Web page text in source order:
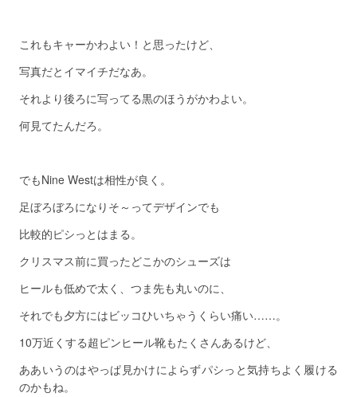
これもキャーかわよい！と思ったけど、
写真だとイマイチだなあ。
それより後ろに写ってる黒のほうがかわよい。
何見てたんだろ。
でもNine Westは相性が良く。
足ぼろぼろになりそ～ってデザインでも
比較的ピシっとはまる。
クリスマス前に買ったどこかのシューズは
ヒールも低めで太く、つま先も丸いのに、
それでも夕方にはビッコひいちゃうくらい痛い……。
10万近くする超ピンヒール靴もたくさんあるけど、
ああいうのはやっぱ見かけによらずパシっと気持ちよく履ける
のかもね。